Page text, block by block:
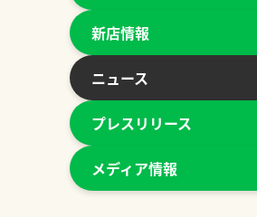
新店情報
ニュース
プレスリリース
メディア情報